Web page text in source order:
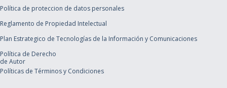
Política de proteccion de datos personales
Reglamento de Propiedad Intelectual
Plan Estrategico de Tecnologías de la Información y Comunicaciones
Política de Derecho
de Autor
Políticas de Términos y Condiciones